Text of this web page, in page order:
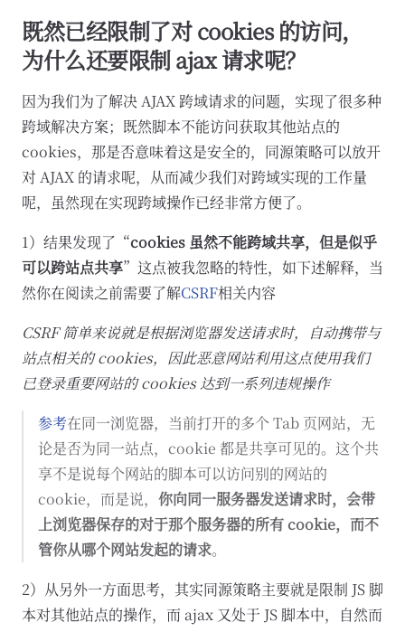
既然已经限制了对 cookies 的访问，
为什么还要限制 ajax 请求呢？
因为我们为了解决 AJAX 跨域请求的问题，实现了很多种
跨域解决方案；既然脚本不能访问获取其他站点的
cookies，那是否意味着这是安全的，同源策略可以放开
对 AJAX 的请求呢，从而减少我们对跨域实现的工作量
呢，虽然现在实现跨域操作已经非常方便了。
1）结果发现了“cookies 虽然不能跨域共享，但是似乎
可以跨站点共享”这点被我忽略的特性，如下述解释，当
然你在阅读之前需要了解CSRF相关内容
CSRF 简单来说就是根据浏览器发送请求时，自动携带与
站点相关的 cookies，因此恶意网站利用这点使用我们
已登录重要网站的 cookies 达到一系列违规操作
参考在同一浏览器，当前打开的多个 Tab 页网站，无
论是否为同一站点，cookie 都是共享可见的。这个共
享不是说每个网站的脚本可以访问别的网站的
cookie，而是说， 你向同一服务器发送请求时，会带
上浏览器保存的对于那个服务器的所有 cookie，而不
管你从哪个网站发起的请求。
2）从另外一方面思考，其实同源策略主要就是限制 JS 脚
本对其他站点的操作，而 ajax 又处于 JS 脚本中，自然而